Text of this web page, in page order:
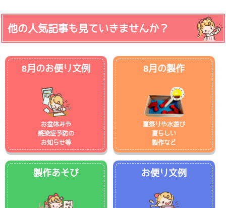
他の人気記事も見ていきませんか？
8月のお便り文例
お盆休みや
感染症予防の
お知らせ等
8月の製作
夏祭りや水遊び
夏らしい
製作など
製作あそび お便り文例